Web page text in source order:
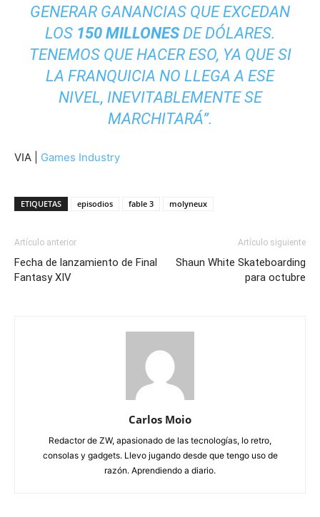
GENERAR GANANCIAS QUE EXCEDAN
LOS150 MILLONESDE DÓLARES.
TENEMOS QUE HACER ESO, YA QUE SI
LA FRANQUICIA NO LLEGA A ESE
NIVEL, INEVITABLEMENTE SE
MARCHITARÁ”.
VIA | Games Industry
ETIQUETAS episodios fable 3 molyneux
Artículo anterior
Fecha de lanzamiento de Final
Fantasy XIV
Artículo siguiente
Shaun White Skateboarding
para octubre
Carlos Moio
Redactor de ZW, apasionado de las tecnologías, lo retro,
consolas y gadgets. Llevo jugando desde que tengo uso de
razón. Aprendiendo a diario.